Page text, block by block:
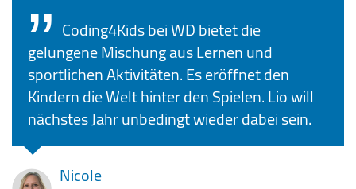
Coding4Kids bei WD bietet die
gelungene Mischung aus Lernen und
sportlichen Aktivitäten. Es eröffnet den
Kindern die Welt hinter den Spielen. Lio will
nächstes Jahr unbedingt wieder dabei sein.
Nicole